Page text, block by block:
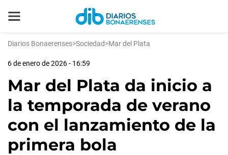
Diarios Bonaerenses>Sociedad>Mar del Plata
6 de enero de 2026 - 16:59
Mar del Plata da inicio a
la temporada de verano
con el lanzamiento de la
primera bola